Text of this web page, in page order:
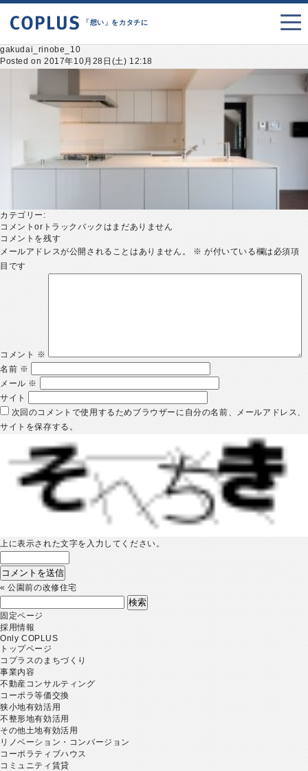
「想い」をカタチに
gakudai_rinobe_10
Posted on 2017年10月28日(土) 12:18
カテゴリー:
コメントorトラックバックはまだありません
コメントを残す
メールアドレスが公開されることはありません。
※ が付いている欄は必須項
目です
コメント ※
名前 ※
メール ※
サイト
次回のコメントで使用するためブラウザーに自分の名前、メールアドレス、
サイトを保存する。
上に表示された文字を入力してください。
«公園前の改修住宅
索:
固定ページ
採用情報
Only COPLUS
トップページ
コプラスのまちづくり
事業内容
不動産コンサルティング
コーポラ等価交換
狭小地有効活用
不整形地有効活用
その他土地有効活用
リノベーション・コンバージョン
コーポラティブハウス
コミュニティ賃貸